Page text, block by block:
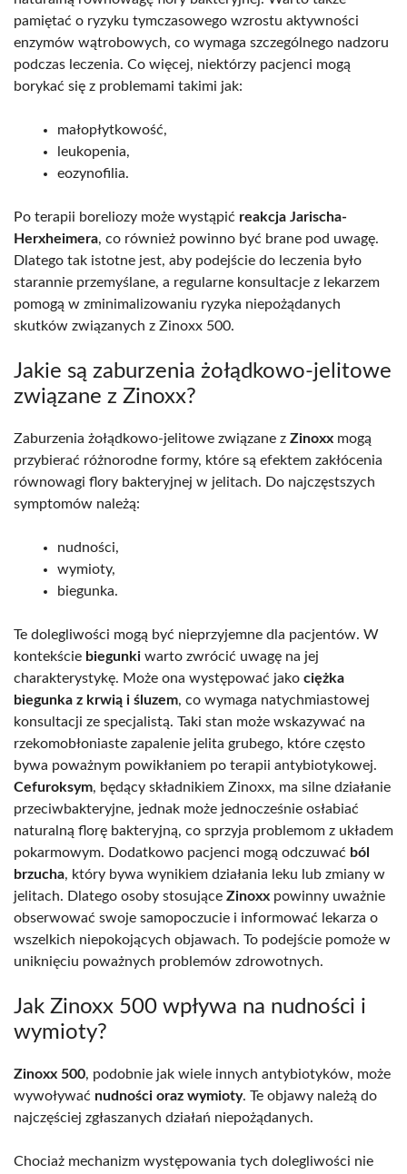
pamiętać o ryzyku tymczasowego wzrostu aktywności
enzymów wątrobowych, co wymaga szczególnego nadzoru
podczas leczenia. Co więcej, niektórzy pacjenci mogą
borykać się z problemami takimi jak:
małopłytkowość,
leukopenia,
eozynofilia.
Po terapii boreliozy może wystąpić reakcja Jarischa-
Herxheimera, co również powinno być brane pod uwagę.
Dlatego tak istotne jest, aby podejście do leczenia było
starannie przemyślane, a regularne konsultacje z lekarzem
pomogą w zminimalizowaniu ryzyka niepożądanych
skutków związanych z Zinoxx 500.
Jakie są zaburzenia żołądkowo-jelitowe
związane z Zinoxx?
Zaburzenia żołądkowo-jelitowe związane z Zinoxx mogą
przybierać różnorodne formy, które są efektem zakłócenia
równowagi flory bakteryjnej w jelitach. Do najczęstszych
symptomów należą:
nudności,
wymioty,
biegunka.
Te dolegliwości mogą być nieprzyjemne dla pacjentów. W
kontekście biegunki warto zwrócić uwagę na jej
charakterystykę. Może ona występować jako ciężka
biegunka z krwią i śluzem, co wymaga natychmiastowej
konsultacji ze specjalistą. Taki stan może wskazywać na
rzekomobłoniaste zapalenie jelita grubego, które często
bywa poważnym powikłaniem po terapii antybiotykowej.
Cefuroksym, będący składnikiem Zinoxx, ma silne działanie
przeciwbakteryjne, jednak może jednocześnie osłabiać
naturalną florę bakteryjną, co sprzyja problemom z układem
pokarmowym. Dodatkowo pacjenci mogą odczuwać ból
brzucha, który bywa wynikiem działania leku lub zmiany w
jelitach. Dlatego osoby stosujące Zinoxx powinny uważnie
obserwować swoje samopoczucie i informować lekarza o
wszelkich niepokojących objawach. To podejście pomoże w
uniknięciu poważnych problemów zdrowotnych.
Jak Zinoxx 500 wpływa na nudności i
wymioty?
Zinoxx 500, podobnie jak wiele innych antybiotyków, może
wywoływać nudności oraz wymioty. Te objawy należą do
najczęściej zgłaszanych działań niepożądanych.
Chociaż mechanizm występowania tych dolegliwości nie